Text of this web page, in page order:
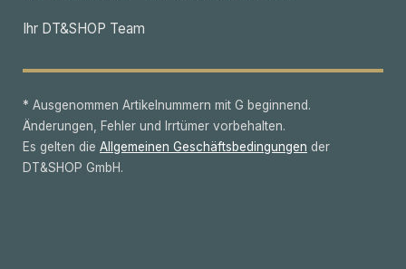
Ihr DT&SHOP Team
* Ausgenommen Artikelnummern mit G beginnend.
Änderungen, Fehler und Irrtümer vorbehalten.
Es gelten die Allgemeinen Geschäftsbedingungen der
DT&SHOP GmbH.